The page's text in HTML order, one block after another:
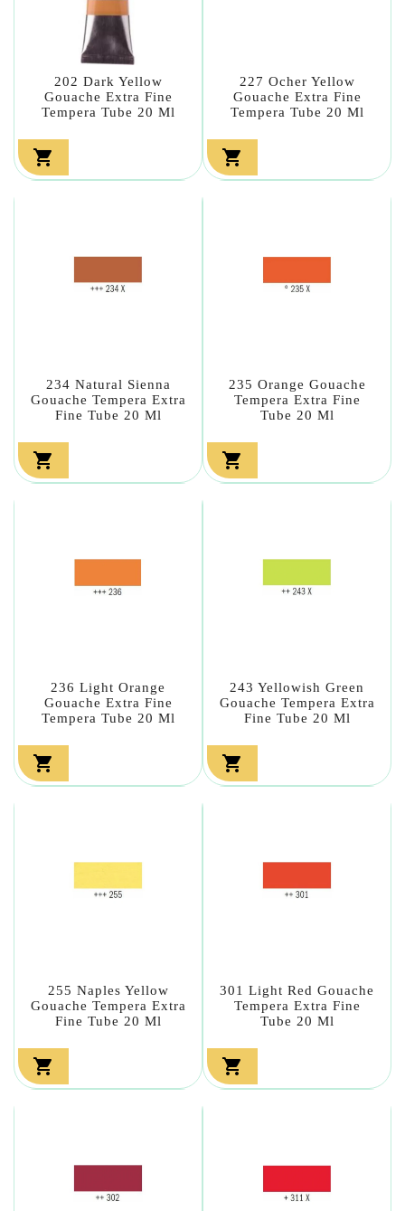
202 Dark Yellow
Gouache Extra Fine
Tempera Tube 20 Ml

227 Ocher Yellow
Gouache Extra Fine
Tempera Tube 20 Ml

234 Natural Sienna
Gouache Tempera Extra
Fine Tube 20 Ml

235 Orange Gouache
Tempera Extra Fine
Tube 20 Ml

236 Light Orange
Gouache Extra Fine
Tempera Tube 20 Ml

243 Yellowish Green
Gouache Tempera Extra
Fine Tube 20 Ml

255 Naples Yellow
Gouache Tempera Extra
Fine Tube 20 Ml

301 Light Red Gouache
Tempera Extra Fine
Tube 20 Ml
